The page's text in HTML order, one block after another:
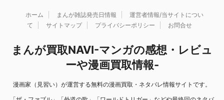
ホーム まんが雑誌発売日情報
運営者情報/当サイトについ
て
サイトマップ プライバシーポリシー お問合せ
まんが買取NAVI-マンガの感想・レビュ
ーや漫画買取情報-
漫画家（見習い）が運営する無料の漫画買取・ネタバレ情報サイトです。